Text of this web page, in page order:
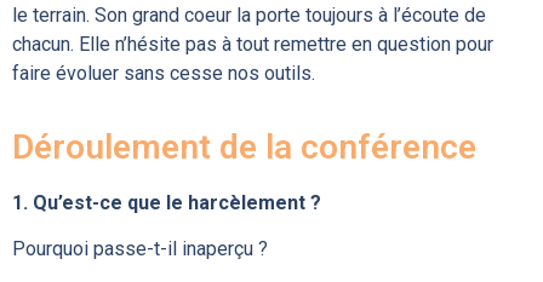
le terrain. Son grand coeur la porte toujours à l’écoute de
chacun. Elle n’hésite pas à tout remettre en question pour
faire évoluer sans cesse nos outils.
Déroulement de la conférence
1. Qu’est-ce que le harcèlement ?
Pourquoi passe-t-il inaperçu ?